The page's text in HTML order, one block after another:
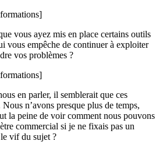
vous ayez mis en place certains outils
vous empêche de continuer à exploiter
vos problèmes ?
en parler, il semblerait que ces
n’avons presque plus de temps,
la peine de voir comment nous pouvons
commercial si je ne fixais pas un
vif du sujet ?